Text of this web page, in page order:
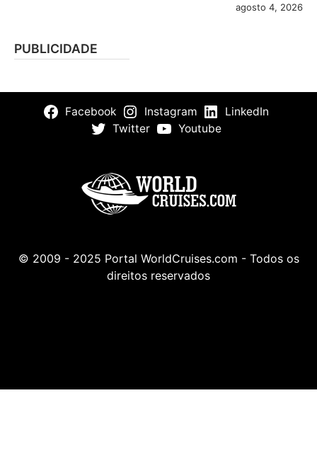
agosto 4, 2026
PUBLICIDADE
Facebook Instagram
LinkedIn
Twitter
Youtube
© 2009 - 2025 Portal WorldCruises.com - Todos os
direitos reservados